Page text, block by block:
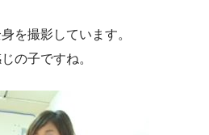
を撮影しています。
の子ですね。